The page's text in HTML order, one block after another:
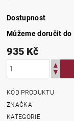
Dostupnost
Můžeme doručit do
935 Kč
KÓD PRODUKTU
ZNAČKA
KATEGORIE